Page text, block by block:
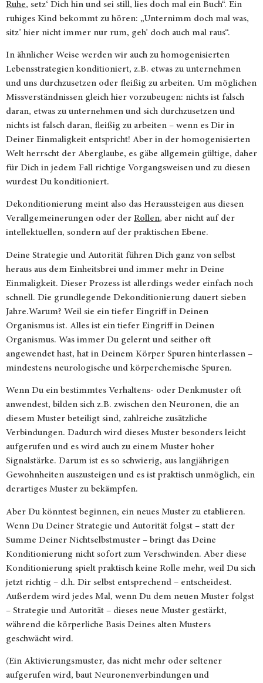
Ruhe, setz‘ Dich hin und sei still, lies doch mal ein Buch“. Ein
ruhiges Kind bekommt zu hören: „Unternimm doch mal was,
sitz’ hier nicht immer nur rum, geh’ doch auch mal raus“.
In ähnlicher Weise werden wir auch zu homogenisierten
Lebensstrategien konditioniert, z.B. etwas zu unternehmen
und uns durchzusetzen oder fleißig zu arbeiten. Um möglichen
Missverständnissen gleich hier vorzubeugen: nichts ist falsch
daran, etwas zu unternehmen und sich durchzusetzen und
nichts ist falsch daran, fleißig zu arbeiten – wenn es Dir in
Deiner Einmaligkeit entspricht! Aber in der homogenisierten
Welt herrscht der Aberglaube, es gäbe allgemein gültige, daher
für Dich in jedem Fall richtige Vorgangsweisen und zu diesen
wurdest Du konditioniert.
Dekonditionierung meint also das Heraussteigen aus diesen
Verallgemeinerungen oder der Rollen, aber nicht auf der
intellektuellen, sondern auf der praktischen Ebene.
Deine Strategie und Autorität führen Dich ganz von selbst
heraus aus dem Einheitsbrei und immer mehr in Deine
Einmaligkeit. Dieser Prozess ist allerdings weder einfach noch
schnell. Die grundlegende Dekonditionierung dauert sieben
Jahre.Warum? Weil sie ein tiefer Eingriff in Deinen
Organismus ist. Alles ist ein tiefer Eingriff in Deinen
Organismus. Was immer Du gelernt und seither oft
angewendet hast, hat in Deinem Körper Spuren hinterlassen –
mindestens neurologische und körperchemische Spuren.
Wenn Du ein bestimmtes Verhaltens- oder Denkmuster oft
anwendest, bilden sich z.B. zwischen den Neuronen, die an
diesem Muster beteiligt sind, zahlreiche zusätzliche
Verbindungen. Dadurch wird dieses Muster besonders leicht
aufgerufen und es wird auch zu einem Muster hoher
Signalstärke. Darum ist es so schwierig, aus langjährigen
Gewohnheiten auszusteigen und es ist praktisch unmöglich, ein
derartiges Muster zu bekämpfen.
Aber Du könntest beginnen, ein neues Muster zu etablieren.
Wenn Du Deiner Strategie und Autorität folgst – statt der
Summe Deiner Nichtselbstmuster – bringt das Deine
Konditionierung nicht sofort zum Verschwinden. Aber diese
Konditionierung spielt praktisch keine Rolle mehr, weil Du sich
jetzt richtig – d.h. Dir selbst entsprechend – entscheidest.
Außerdem wird jedes Mal, wenn Du dem neuen Muster folgst
– Strategie und Autorität – dieses neue Muster gestärkt,
während die körperliche Basis Deines alten Musters
geschwächt wird.
(Ein Aktivierungsmuster, das nicht mehr oder seltener
aufgerufen wird, baut Neuronenverbindungen und